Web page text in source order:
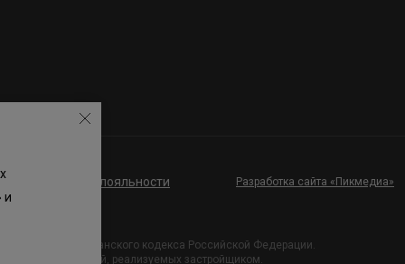
к программе лояльности Разработка сайта «Пикмедиа»
437 Гражданского кодекса Российской Федерации.
проектных решений, реализуемых застройщиком.
и